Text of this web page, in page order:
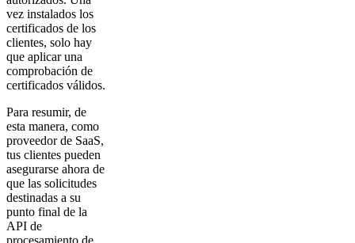
vez instalados los
certificados de los
clientes, solo hay
que aplicar una
comprobación de
certificados válidos.
Para resumir, de
esta manera, como
proveedor de SaaS,
tus clientes pueden
asegurarse ahora de
que las solicitudes
destinadas a su
punto final de la
API de
procesamiento de